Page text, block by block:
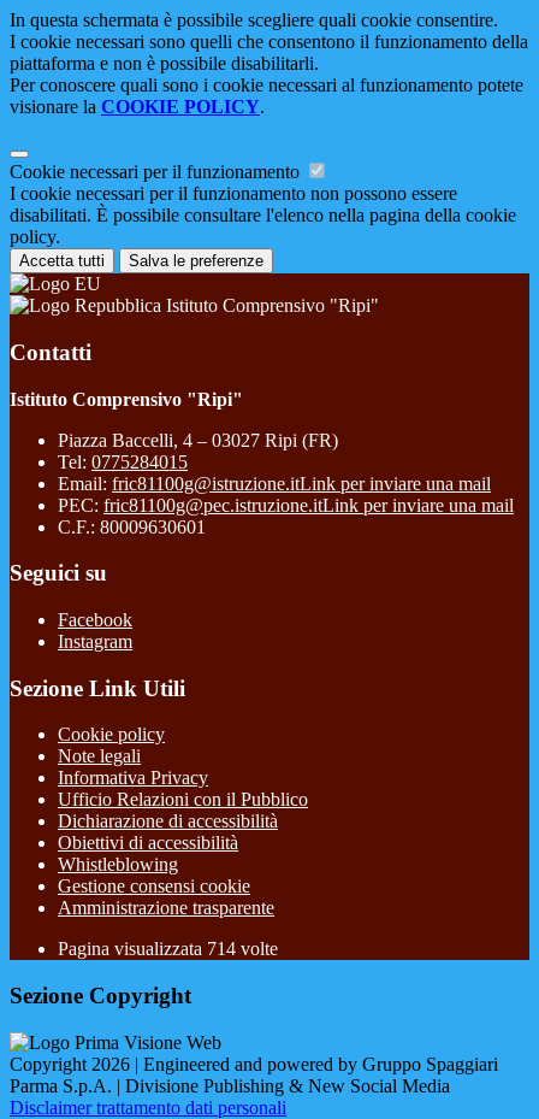
In questa schermata è possibile scegliere quali cookie consentire.
I cookie necessari sono quelli che consentono il funzionamento della
piattaforma e non è possibile disabilitarli.
Per conoscere quali sono i cookie necessari al funzionamento potete
visionare la COOKIE POLICY.
Cookie necessari per il funzionamento
I cookie necessari per il funzionamento non possono essere
disabilitati. È possibile consultare l'elenco nella pagina della cookie
policy.
Accetta tutti Salva le preferenze
Istituto Comprensivo "Ripi"
Contatti
Istituto Comprensivo "Ripi"
Piazza Baccelli, 4 – 03027 Ripi (FR)
Tel: 0775284015
Email: fric81100g@istruzione.itLink per inviare una mail
PEC: fric81100g@pec.istruzione.itLink per inviare una mail
C.F.: 80009630601
Seguici su
Facebook
Instagram
Sezione Link Utili
Cookie policy
Note legali
Informativa Privacy
Ufficio Relazioni con il Pubblico
Dichiarazione di accessibilità
Obiettivi di accessibilità
Whistleblowing
Gestione consensi cookie
Amministrazione trasparente
Pagina visualizzata 714 volte
Sezione Copyright
Copyright 2026 | Engineered and powered by Gruppo Spaggiari
Parma S.p.A. | Divisione Publishing & New Social Media
Disclaimer trattamento dati personali